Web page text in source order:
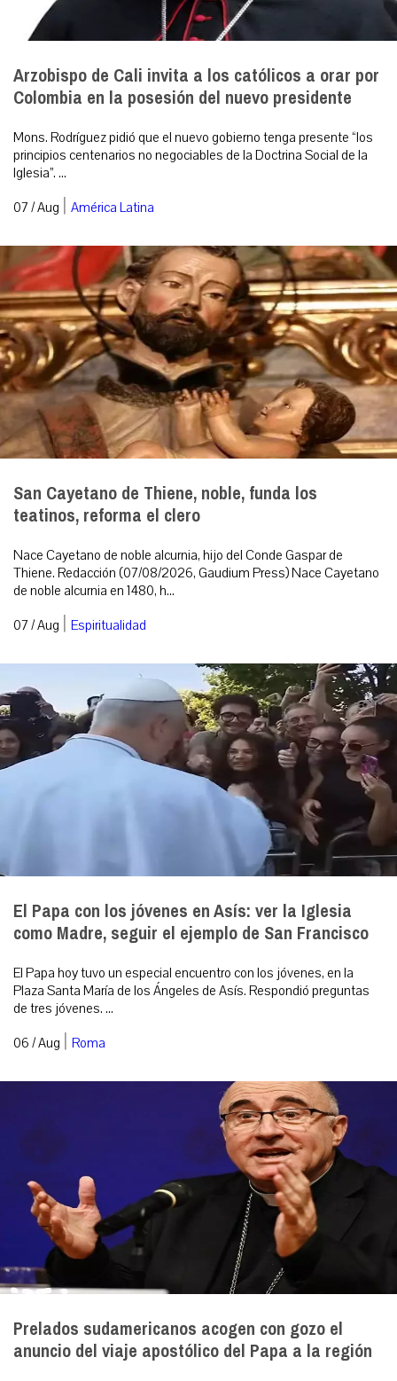
Arzobispo de Cali invita a los católicos a orar por
Colombia en la posesión del nuevo presidente
Mons. Rodríguez pidió que el nuevo gobierno tenga presente “los
principios centenarios no negociables de la Doctrina Social de la
Iglesia”. ...
07 / Aug | América Latina
San Cayetano de Thiene, noble, funda los
teatinos, reforma el clero
Nace Cayetano de noble alcurnia, hijo del Conde Gaspar de
Thiene. Redacción (07/08/2026, Gaudium Press) Nace Cayetano
de noble alcurnia en 1480, h...
07 / Aug | Espiritualidad
El Papa con los jóvenes en Asís: ver la Iglesia
como Madre, seguir el ejemplo de San Francisco
El Papa hoy tuvo un especial encuentro con los jóvenes, en la
Plaza Santa María de los Ángeles de Asís. Respondió preguntas
de tres jóvenes. ...
06 / Aug | Roma
Prelados sudamericanos acogen con gozo el
anuncio del viaje apostólico del Papa a la región